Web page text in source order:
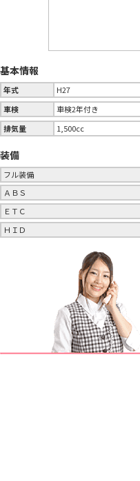
基本情報
年式 H27
車検
車検2年付き
排気量
1,500cc
装備
フル装備
ＡＢＳ
ＥＴＣ
ＨＩＤ